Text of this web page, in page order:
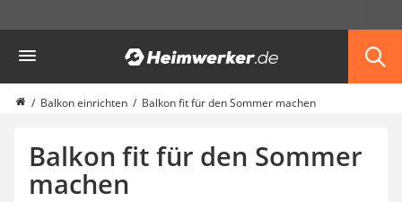
Möbel & Einrichtung
Daunenkissen
Wäscheständer
Spülrandloses WC
Heizdecke
Daunendecken
Balkon einrichten Balkon fit für den Sommer machen
Balkon fit für den Sommer
machen